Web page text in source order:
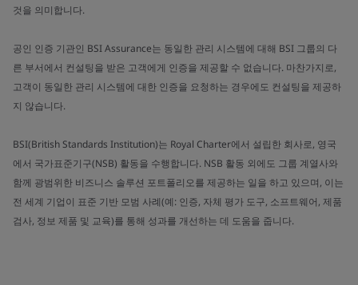
것을 의미합니다.
공인 인증 기관인 BSI Assurance는 동일한 관리 시스템에 대해 BSI 그룹의 다
른 부서에서 컨설팅을 받은 고객에게 인증을 제공할 수 없습니다. 마찬가지로,
고객이 동일한 관리 시스템에 대한 인증을 요청하는 경우에도 컨설팅을 제공하
지 않습니다.
BSI(British Standards Institution)는 Royal Charter에서 설립한 회사로, 영국
에서 국가표준기구(NSB) 활동을 수행합니다. NSB 활동 외에도 그룹 계열사와
함께 광범위한 비즈니스 솔루션 포트폴리오를 제공하는 일을 하고 있으며, 이는
전 세계 기업이 표준 기반 모범 사례(예: 인증, 자체 평가 도구, 소프트웨어, 제품
검사, 정보 제품 및 교육)를 통해 성과를 개선하는 데 도움을 줍니다.